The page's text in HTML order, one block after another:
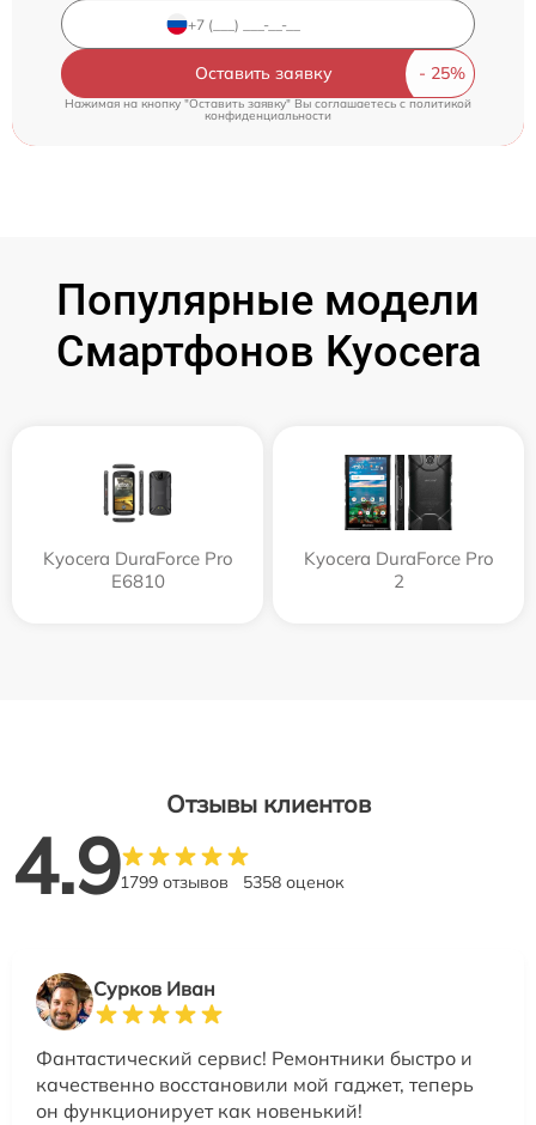
Оставить заявку
Нажимая на кнопку "Оставить заявку" Вы соглашаетесь c политикой
конфиденциальности
Популярные модели
Смартфонов Kyocera
Kyocera DuraForce Pro
E6810
Kyocera DuraForce Pro
2
Отзывы клиентов
4.91799 отзывов 5358 оценок
Сурков Иван
Фантастический сервис! Ремонтники быстро и
качественно восстановили мой гаджет, теперь
он функционирует как новенький!